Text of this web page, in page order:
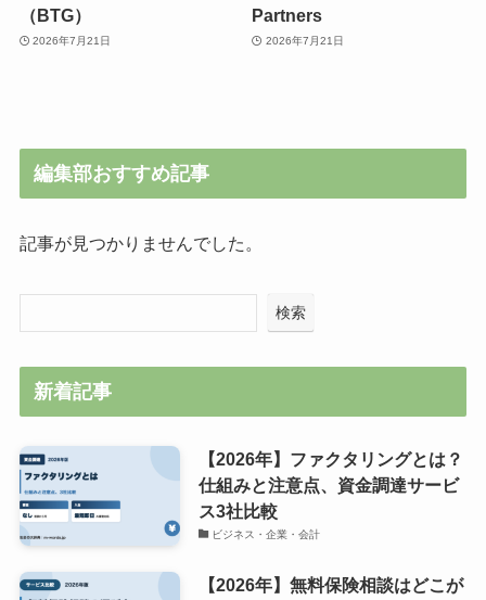
（BTG）
2026年7月21日
Partners
2026年7月21日
編集部おすすめ記事
記事が見つかりませんでした。
検索
新着記事
【2026年】ファクタリングとは？
仕組みと注意点、資金調達サービ
ス3社比較
ビジネス・企業・会計
【2026年】無料保険相談はどこが